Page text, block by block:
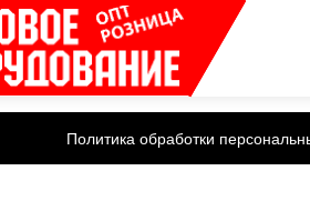
Политика обработки